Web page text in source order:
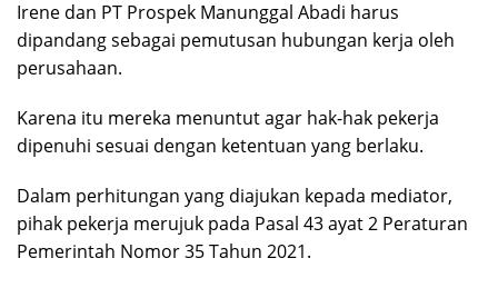
Irene dan PT Prospek Manunggal Abadi harus
dipandang sebagai pemutusan hubungan kerja oleh
perusahaan.
Karena itu mereka menuntut agar hak-hak pekerja
dipenuhi sesuai dengan ketentuan yang berlaku.
Dalam perhitungan yang diajukan kepada mediator,
pihak pekerja merujuk pada Pasal 43 ayat 2 Peraturan
Pemerintah Nomor 35 Tahun 2021.